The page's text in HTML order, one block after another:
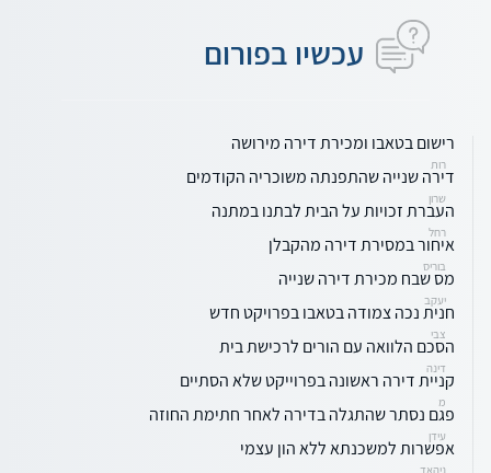
עכשיו בפורום
רישום בטאבו ומכירת דירה מירושה
רות
דירה שנייה שהתפנתה משוכריה הקודמים
שרון
העברת זכויות על הבית לבתנו במתנה
רחל
איחור במסירת דירה מהקבלן
בוריס
מס שבח מכירת דירה שנייה
יעקב
חנית נכה צמודה בטאבו בפרויקט חדש
צבי
הסכם הלוואה עם הורים לרכישת בית
דינה
קניית דירה ראשונה בפרוייקט שלא הסתיים
מ
פגם נסתר שהתגלה בדירה לאחר חתימת החוזה
עידן
אפשרות למשכנתא ללא הון עצמי
ניהאד